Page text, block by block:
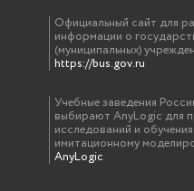
Официальный сайт для
информации о
(муниципальных)
https://bus.gov.ru
Учебные заведения
выбирают AnyLogic для
исследований и
имитационному
AnyLogic